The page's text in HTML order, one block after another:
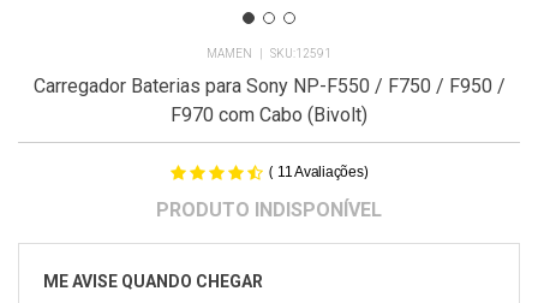
MAMEN 12591
Carregador Baterias para Sony NP-F550 / F750 / F950 /
F970 com Cabo (Bivolt)
( 11Avaliações)